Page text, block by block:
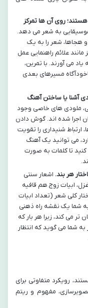
روی آن ها تمرکز
به شعر می دهد.
هجاها، شعر را به یک
علائم راهنمایی عمل
می آورند. با تمرین،
مسیرهای بعدی
آشنا یا ساختن آهنگ
ملودی های خاصی وجود
اجرا شده اند. گوش دادن
ارتباط شنیداری را تقویت
می توانید یک آهنگ
کنید تا کلمات به صورت
هر بند. اشعار سنتی
ابیات زوج هم قافیه
کلی شعر (تعداد ابیات
شما یک نقشه راه ذهنی
تر می کند، زیرا هر بار که
به شما می گوید که انتظار
رویکرد متفاوتی برای
مفهوم و ریتم